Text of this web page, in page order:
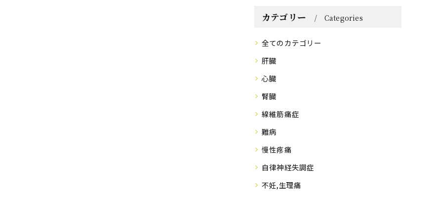
カテゴリー Categories
全てのカテゴリー
肝臓
心臓
腎臓
線維筋痛症
難病
慢性疼痛
自律神経失調症
不妊,生理痛